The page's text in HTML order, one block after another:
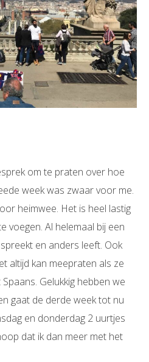
om te praten over hoe
week was zwaar voor me.
heimwee. Het is heel lastig
voegen. Al helemaal bij een
en anders leeft. Ook
altijd kan meepraten als ze
Gelukkig hebben we
gaat de derde week tot nu
en donderdag 2 uurtjes
dat ik dan meer met het